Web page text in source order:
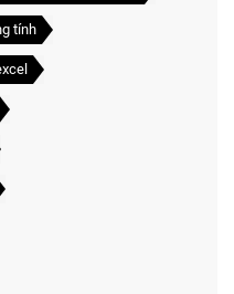
tính